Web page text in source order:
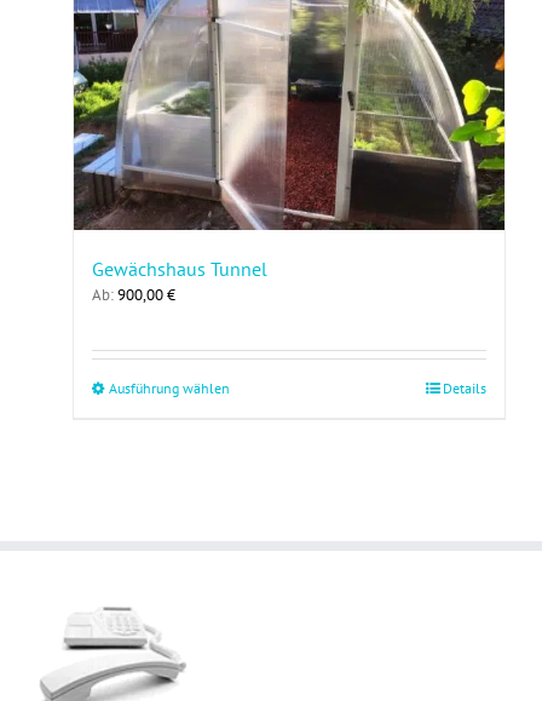
Gewächshaus Tunnel
Ab:900,00€
Ausführung wählen Details